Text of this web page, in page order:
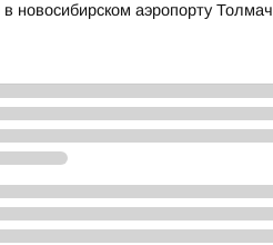
новосибирском аэропорту